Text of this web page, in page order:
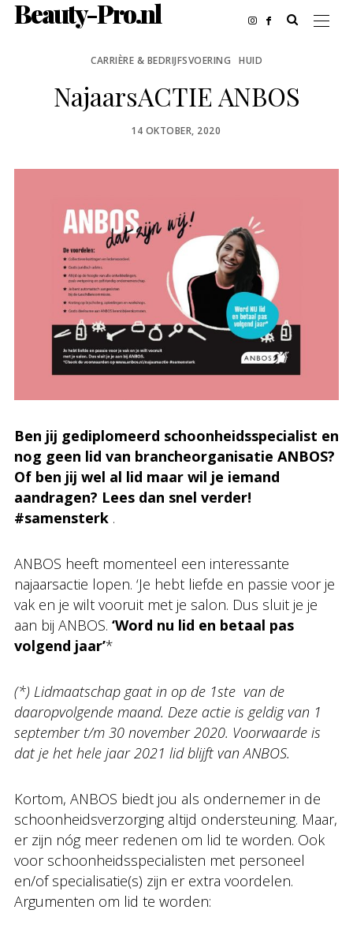
Beauty-Pro.nl
CARRIÈRE & BEDRIJFSVOERING HUID
NajaarsACTIE ANBOS
POSTED
14 OKTOBER, 2020
Ben jij gediplomeerd schoonheidsspecialist en
nog geen lid van brancheorganisatie ANBOS?
Of ben jij wel al lid maar wil je iemand
aandragen? Lees dan snel verder!
#samensterk .
ANBOS heeft momenteel een interessante
najaarsactie lopen. ‘Je hebt liefde en passie voor je
vak en je wilt vooruit met je salon. Dus sluit je je
aan bij ANBOS. ‘Word nu lid en betaal pas
volgend jaar’*
(*) Lidmaatschap gaat in op de 1ste van de
daaropvolgende maand. Deze actie is geldig van 1
september t/m 30 november 2020. Voorwaarde is
dat je het hele jaar 2021 lid blijft van ANBOS.
Kortom, ANBOS biedt jou als ondernemer in de
schoonheidsverzorging altijd ondersteuning. Maar,
er zijn nóg meer redenen om lid te worden. Ook
voor schoonheidsspecialisten met personeel
en/of specialisatie(s) zijn er extra voordelen.
Argumenten om lid te worden: